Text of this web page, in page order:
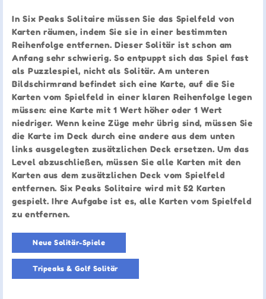
In Six Peaks Solitaire müssen Sie das Spielfeld von
Karten räumen, indem Sie sie in einer bestimmten
Reihenfolge entfernen. Dieser Solitär ist schon am
Anfang sehr schwierig. So entpuppt sich das Spiel fast
als Puzzlespiel, nicht als Solitär. Am unteren
Bildschirmrand befindet sich eine Karte, auf die Sie
Karten vom Spielfeld in einer klaren Reihenfolge legen
müssen: eine Karte mit 1 Wert höher oder 1 Wert
niedriger. Wenn keine Züge mehr übrig sind, müssen Sie
die Karte im Deck durch eine andere aus dem unten
links ausgelegten zusätzlichen Deck ersetzen. Um das
Level abzuschließen, müssen Sie alle Karten mit den
Karten aus dem zusätzlichen Deck vom Spielfeld
entfernen. Six Peaks Solitaire wird mit 52 Karten
gespielt. Ihre Aufgabe ist es, alle Karten vom Spielfeld
zu entfernen.
Neue Solitär-Spiele
Tripeaks & Golf Solitär